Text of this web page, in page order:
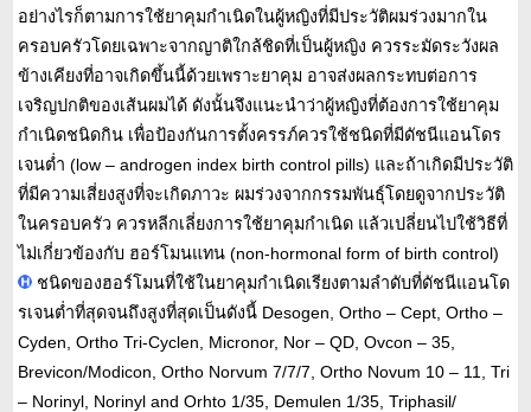
อย่างไรก็ตามการใช้ยาคุมกำเนิดในผู้หญิงที่มีประวัติผมร่วงมากใน
ครอบครัวโดยเฉพาะจากญาติใกล้ชิดที่เป็นผู้หญิง ควรระมัดระวังผล
ข้างเคียงที่อาจเกิดขึ้นนี้ด้วยเพราะยาคุม อาจส่งผลกระทบต่อการ
เจริญปกติของเส้นผมได้ ดังนั้นจึงแนะนำว่าผู้หญิงที่ต้องการใช้ยาคุม
กำเนิดชนิดกิน เพื่อป้องกันการตั้งครรภ์ควรใช้ชนิดที่มีดัชนีแอนโดร
เจนต่ำ (low – androgen index birth control pills) และถ้าเกิดมีประวัติ
ที่มีความเสี่ยงสูงที่จะเกิดภาวะ ผมร่วงจากกรรมพันธุ์โดยดูจากประวัติ
ในครอบครัว ควรหลีกเลี่ยงการใช้ยาคุมกำเนิด แล้วเปลี่ยนไปใช้วิธีที่
ไม่เกี่ยวข้องกับ ฮอร์โมนแทน (non-hormonal form of birth control)
ชนิดของฮอร์โมนที่ใช้ในยาคุมกำเนิดเรียงตามลำดับที่ดัชนีแอนโด
รเจนต่ำที่สุดจนถึงสูงที่สุดเป็นดังนี้ Desogen, Ortho – Cept, Ortho –
Cyden, Ortho Tri-Cyclen, Micronor, Nor – QD, Ovcon – 35,
Brevicon/Modicon, Ortho Norvum 7/7/7, Ortho Novum 10 – 11, Tri
– Norinyl, Norinyl and Orhto 1/35, Demulen 1/35, Triphasil/